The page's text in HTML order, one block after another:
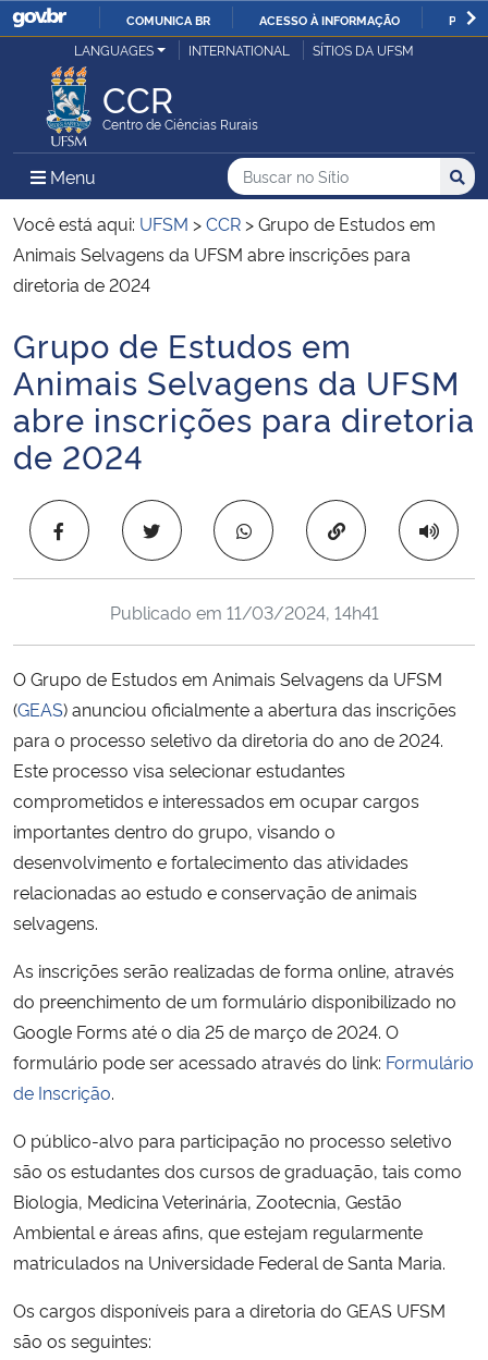
IR
COMUNICA BR ACESSO À INFORMAÇÃO
Ministério da Justiça e Segurança Pública
Ministério da Defesa
Ministério das Relações Exteriores
Ministério da Economia
Ministério da Infraestrutura
Ministério da Agricultura, Pecuária e Abastecimento
Ministério da Educação
Ministério da Cidadania
Ministério da Saúde
Ministério de Minas e Energia
Ministério da Ciência, Tecnologia, Inovações e Comunicações
Ministério do Meio Ambiente
Ministério do Turismo
Ministério do Desenvolvimento Regional
Ministério da Mulher, da Família e dos Direitos Humanos
Secretaria-Geral
Secretaria de Governo
Gabinete de Segurança Institucional
Advocacia-Geral da União
Banco Central do Brasil
Planalto
LANGUAGES INTERNATIONAL SÍTIOS DA UFSM
CCR
Centro de Ciências Rurais
Menu Menu Principal do Sítio
Busca
Buscar no no Sítio
Busca:
Você está aqui: UFSM >CCR >Grupo de Estudos em
Animais Selvagens da UFSM abre inscrições para
diretoria de 2024
Início do conteúdo
Grupo de Estudos em
Animais Selvagens da UFSM
abre inscrições para diretoria
de 2024
Copiar para área
Publicado em 11/03/2024, 14h41
O Grupo de Estudos em Animais Selvagens da UFSM
(GEAS) anunciou oficialmente a abertura das inscrições
para o processo seletivo da diretoria do ano de 2024.
Este processo visa selecionar estudantes
comprometidos e interessados em ocupar cargos
importantes dentro do grupo, visando o
desenvolvimento e fortalecimento das atividades
relacionadas ao estudo e conservação de animais
selvagens.
As inscrições serão realizadas de forma online, através
do preenchimento de um formulário disponibilizado no
Google Forms até o dia 25 de março de 2024. O
formulário pode ser acessado através do link: Formulário
de Inscrição.
O público-alvo para participação no processo seletivo
são os estudantes dos cursos de graduação, tais como
Biologia, Medicina Veterinária, Zootecnia, Gestão
Ambiental e áreas afins, que estejam regularmente
matriculados na Universidade Federal de Santa Maria.
Os cargos disponíveis para a diretoria do GEAS UFSM
são os seguintes: